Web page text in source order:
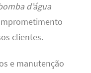
d’água
clientes.
e manutenção